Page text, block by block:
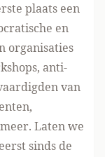
plaats een
en
organisaties
anti-
van
Laten we
sinds de